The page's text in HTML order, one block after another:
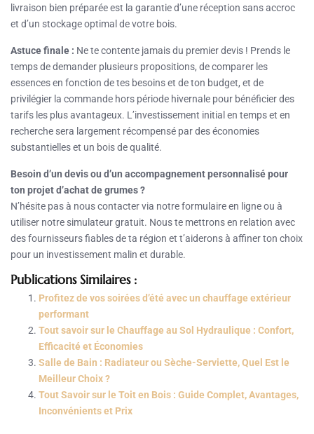
livraison bien préparée est la garantie d’une réception sans accroc
et d’un stockage optimal de votre bois.
Astuce finale : Ne te contente jamais du premier devis ! Prends le
temps de demander plusieurs propositions, de comparer les
essences en fonction de tes besoins et de ton budget, et de
privilégier la commande hors période hivernale pour bénéficier des
tarifs les plus avantageux. L’investissement initial en temps et en
recherche sera largement récompensé par des économies
substantielles et un bois de qualité.
Besoin d’un devis ou d’un accompagnement personnalisé pour
ton projet d’achat de grumes ?
N’hésite pas à nous contacter via notre formulaire en ligne ou à
utiliser notre simulateur gratuit. Nous te mettrons en relation avec
des fournisseurs fiables de ta région et t’aiderons à affiner ton choix
pour un investissement malin et durable.
Publications Similaires :
Profitez de vos soirées d’été avec un chauffage extérieur
performant
Tout savoir sur le Chauffage au Sol Hydraulique : Confort,
Efficacité et Économies
Salle de Bain : Radiateur ou Sèche-Serviette, Quel Est le
Meilleur Choix ?
Tout Savoir sur le Toit en Bois : Guide Complet, Avantages,
Inconvénients et Prix